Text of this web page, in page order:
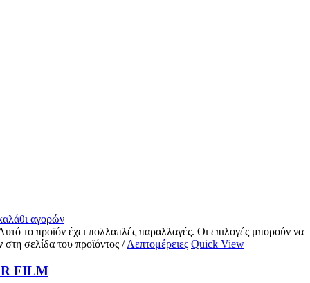
αγορών
το προϊόν έχει πολλαπλές παραλλαγές. Οι επιλογές μπορούν να
στη σελίδα του προϊόντος /Λεπτομέρειες Quick View
FILM